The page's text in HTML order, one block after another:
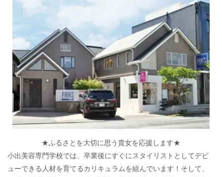
★ふるさとを大切に思う貴女を応援します★
小出美容専門学校では、卒業後にすぐにスタイリストとしてデビ
ューできる人材を育てるカリキュラムを組んでいます！そして、